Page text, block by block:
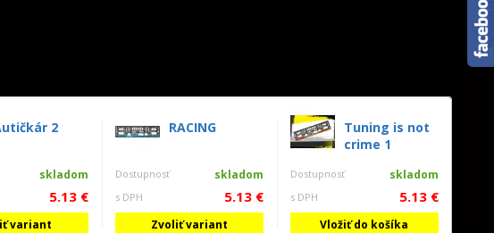
2
skladom
5.13 €
variant
RACING
Dostupnosť skladom
s DPH 5.13 €
Zvoliť variant
Tuning is not
crime 1
Dostupnosť skladom
s DPH 5.13 €
Vložiť do košíka